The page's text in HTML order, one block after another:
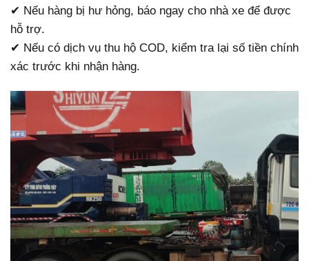
✔ Nếu hàng bị hư hỏng, báo ngay cho nhà xe để được
hỗ trợ.
✔ Nếu có dịch vụ thu hộ COD, kiểm tra lại số tiền chính
xác trước khi nhận hàng.